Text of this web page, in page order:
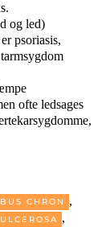
og led)
psoriasis,
ofte ledsages
CHRON ,
,